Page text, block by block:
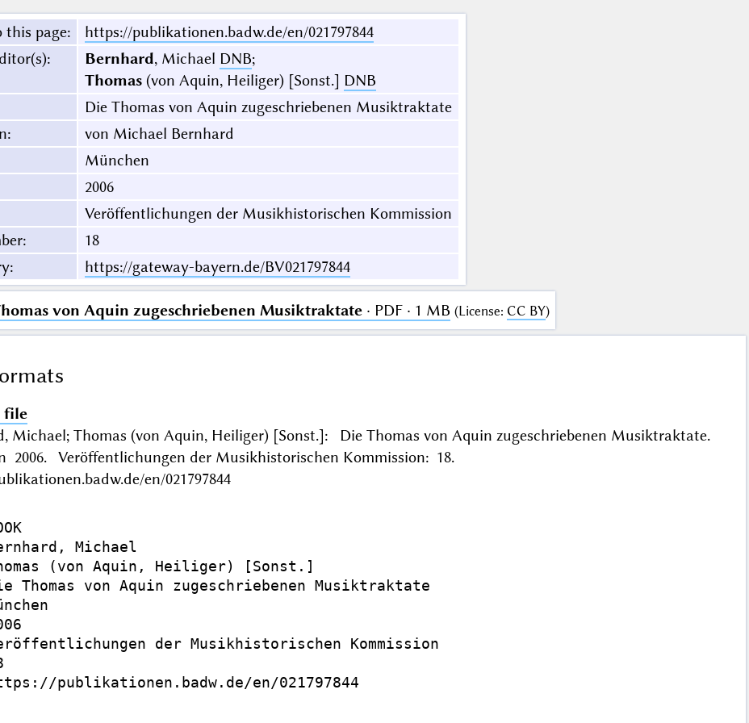
this page:
https://publikationen.badw.de/en/021797844
: Bernhard, Michael DNB;
Thomas(von Aquin, Heiliger) [Sonst.] DNB
Die Thomas von Aquin zugeschriebenen Musiktraktate
:
von Michael Bernhard
München
2006
Veröffentlichungen der Musikhistorischen Kommission
:
18
: https://gateway-bayern.de/BV021797844
von Aquin zugeschriebenen Musiktraktate· PDF · 1 MB (License: CC BY)
file
Michael; Thomas (von Aquin, Heiliger) [Sonst.]: Die Thomas von Aquin zugeschriebenen Musiktraktate.
2006. Veröffentlichungen der Musikhistorischen Kommission: 18.
en/021797844
Michael
(von Aquin, Heiliger) [Sonst.]
Thomas von Aquin zugeschriebenen Musiktraktate
der Musikhistorischen Kommission
publikationen.badw.de/en/021797844